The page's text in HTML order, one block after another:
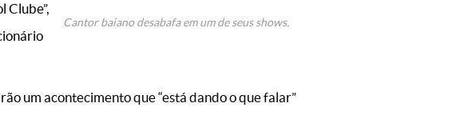
Cantor baiano desabafa em um de seus shows.
Clube”,
um acontecimento que “está dando o que falar”